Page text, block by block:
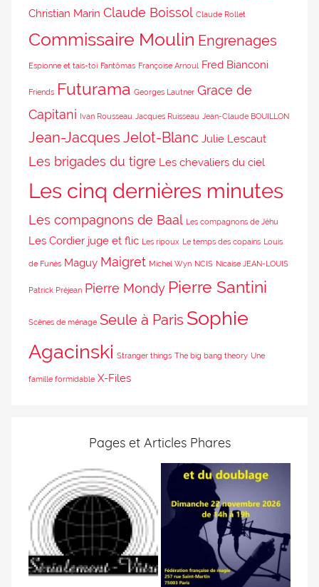
Christian Marin Claude Boissol Claude Rollet
Commissaire Moulin Engrenages
Espionne et tais-toi Fantômas Françoise Arnoul Fred Bianconi
Friends Futurama Georges Lautner Grace de
Capitani Ivan Rousseau Jacques Ruisseau Jean-Claude BOUILLON
Jean-Jacques Jelot-Blanc Julie Lescaut
Les brigades du tigre Les chevaliers du ciel
Les cinq dernières minutes
Les compagnons de Baal Les compagnons de Jéhu
Les Cordier juge et flic Les ripoux Le temps des copains Louis
de Funès Maguy Maigret Michel Wyn NCIS Nicaise JEAN-LOUIS
Patrick Préjean Pierre Mondy Pierre Santini
Scènes de ménage Seule à Paris Sophie
Agacinski Stranger things The big bang theory Une
famille formidable X-Files
Pages et Articles Phares